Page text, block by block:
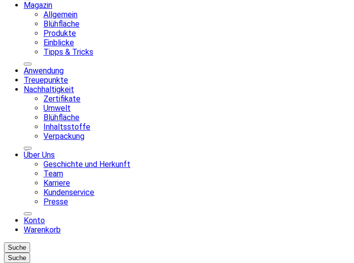
Magazin
Allgemein
Blühfläche
Produkte
Einblicke
Tipps & Tricks
Anwendung
Treuepunkte
Nachhaltigkeit
Zertifikate
Umwelt
Blühfläche
Inhaltsstoffe
Verpackung
Über Uns
Geschichte und Herkunft
Team
Karriere
Kundenservice
Presse
Konto
Warenkorb
Suche
Suche